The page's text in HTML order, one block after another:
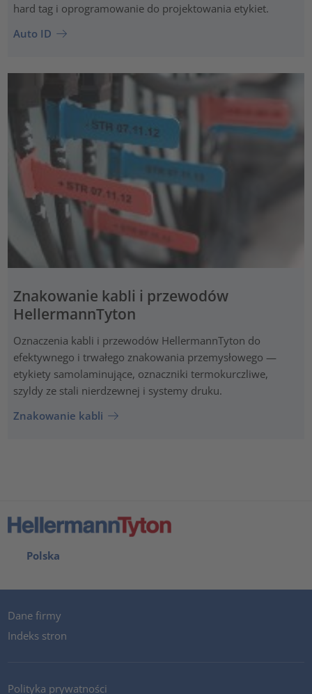
hard tag i oprogramowanie do projektowania etykiet.
Auto ID
Znakowanie kabli i przewodów
HellermannTyton
Oznaczenia kabli i przewodów HellermannTyton do
efektywnego i trwałego znakowania przemysłowego —
etykiety samolaminujące, oznaczniki termokurczliwe,
szyldy ze stali nierdzewnej i systemy druku.
Znakowanie kabli
Polska
Dane firmy
Indeks stron
Polityka prywatności